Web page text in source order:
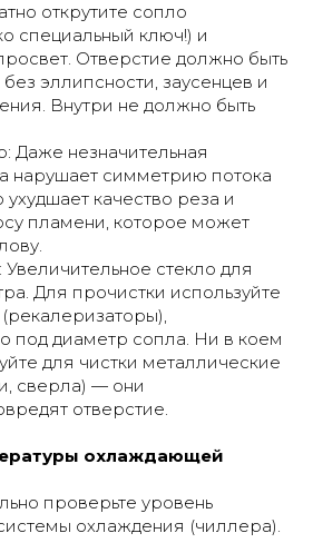
открутите сопло
специальный ключ!) и
Отверстие должно быть
эллипсности, заусенцев и
Внутри не должно быть
Даже незначительная
нарушает симметрию потока
ухудшает качество реза и
пламени, которое может
Увеличительное стекло для
Для прочистки используйте
под диаметр сопла. Ни в коем
для чистки металлические
сверла) — они
отверстие.
охлаждающей
проверьте уровень
охлаждения (чиллера).